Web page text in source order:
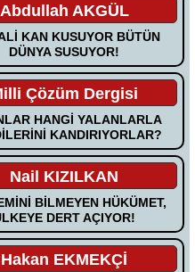
Abdullah AKGÜL
KAN KUSUYOR BÜTÜN
DÜNYA SUSUYOR!
Çözüm Dergisi
HANGİ YALANLARLA
KANDIRIYORLAR?
Nail KIZILKAN
BİLMEYEN HÜKÜMET,
DERT AÇIYOR!
Hakan EKMEKÇİ